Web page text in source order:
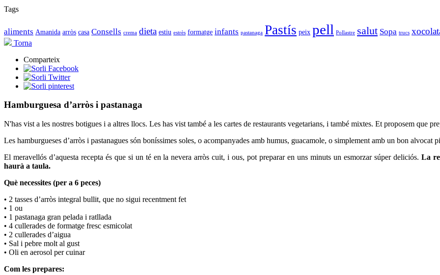
Tags
aliments Amanida arròs casa Consells crema dieta estiu estrès formatge infants pastanaga Pastís peix pell Pollastre salut Sopa trucs
Torna
Comparteix
Hamburguesa d’arròs i pastanaga
N'has vist a les nostres botigues i a altres llocs. Les has vist també a les cartes de restaurants vegetarians, i també mixtes. Et proposem que
Les hamburgueses d’arròs i pastanagues són boníssimes soles, o acompanyades amb humus, guacamole, o simplement amb un bon alvocat
El meravellós d’aquesta recepta és que si un té en la nevera arròs cuit, i ous, pot preparar en uns minuts un esmorzar súper deliciós. La
haurà a taula.
Què necessites (per a 6 peces)
• 2 tasses d’arròs integral bullit, que no sigui recentment fet
• 1 ou
• 1 pastanaga gran pelada i ratllada
• 4 cullerades de formatge fresc esmicolat
• 2 cullerades d’aigua
• Sal i pebre molt al gust
• Oli en aerosol per cuinar
Com les prepares: